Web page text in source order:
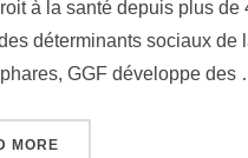
à la santé depuis plus
déterminants sociaux de
GGF développe des
MORE« ACCÈS À L’ÉNERGIE